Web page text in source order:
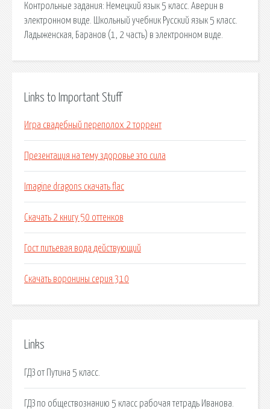
Контрольные задания: Немецкий язык 5 класс. Аверин в
электронном виде. Школьный учебник Русский язык 5 класс.
Ладыженская, Баранов (1, 2 часть) в электронном виде.
Links to Important Stuff
Игра свадебный переполох 2 торрент
Презентация на тему здоровье это сила
Imagine dragons скачать flac
Скачать 2 книгу 50 оттенков
Гост питьевая вода действующий
Скачать воронины серия 310
Links
ГДЗ от Путина 5 класс.
ГДЗ по обществознанию 5 класс рабочая тетрадь Иванова.